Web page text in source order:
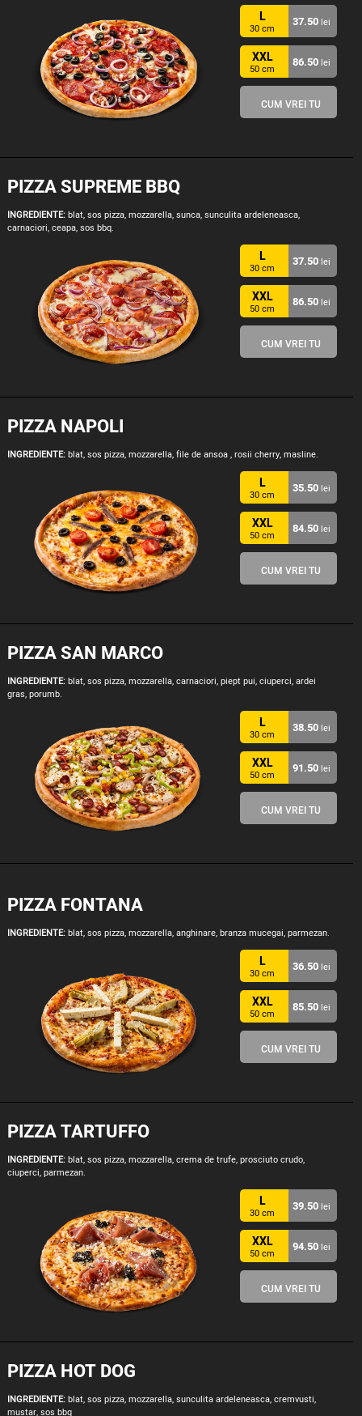
L
30 cm 37.50 lei
XXL
50 cm 86.50 lei
CUM VREI TU
PIZZA SUPREME BBQ
INGREDIENTE:blat, sos pizza, mozzarella, sunca, sunculita ardeleneasca,
carnaciori, ceapa, sos bbq.
L
30 cm 37.50 lei
XXL
50 cm 86.50 lei
CUM VREI TU
PIZZA NAPOLI
INGREDIENTE:blat, sos pizza, mozzarella, file de ansoa , rosii cherry, masline.
L
30 cm 35.50 lei
XXL
50 cm 84.50 lei
CUM VREI TU
PIZZA SAN MARCO
INGREDIENTE:blat, sos pizza, mozzarella, carnaciori, piept pui, ciuperci, ardei
gras, porumb.
L
30 cm 38.50 lei
XXL
50 cm 91.50 lei
CUM VREI TU
PIZZA FONTANA
INGREDIENTE:blat, sos pizza, mozzarella, anghinare, branza mucegai, parmezan.
L
30 cm 36.50 lei
XXL
50 cm 85.50 lei
CUM VREI TU
PIZZA TARTUFFO
INGREDIENTE:blat, sos pizza, mozzarella, crema de trufe, prosciuto crudo,
ciuperci, parmezan.
L
30 cm 39.50 lei
XXL
50 cm 94.50 lei
CUM VREI TU
PIZZA HOT DOG
INGREDIENTE:blat, sos pizza, mozzarella, sunculita ardeleneasca, cremvusti,
mustar, sos bbq